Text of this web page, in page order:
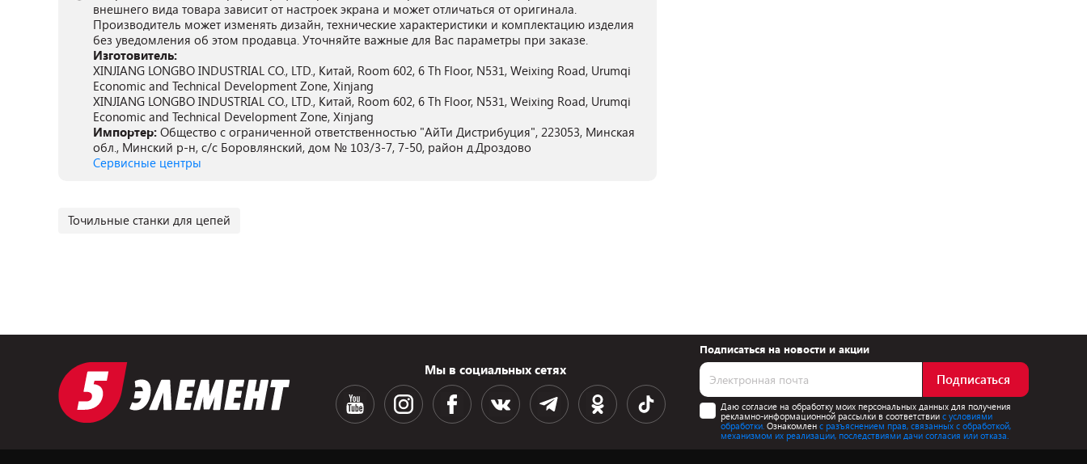
внешнего вида товара зависит от настроек экрана и может отличаться от оригинала.
Производитель может изменять дизайн, технические характеристики и комплектацию изделия
без уведомления об этом продавца. Уточняйте важные для Вас параметры при заказе.
Изготовитель:
XINJIANG LONGBO INDUSTRIAL CO., LTD., Китай, Room 602, 6 Th Floor, N531, Weixing Road, Urumqi
Economic and Technical Development Zone, Xinjang
XINJIANG LONGBO INDUSTRIAL CO., LTD., Китай, Room 602, 6 Th Floor, N531, Weixing Road, Urumqi
Economic and Technical Development Zone, Xinjang
Импортер: Общество с ограниченной ответственностью "АйТи Дистрибуция", 223053, Минская
обл., Минский р-н, с/с Боровлянский, дом № 103/3-7, 7-50, район д.Дроздово
Сервисные центры
Точильные станки для цепей
Мы в социальных сетях
Подписаться на новости и акции
Подписаться
Даю согласие на обработку моих персональных данных для получения
рекламно-информационной рассылки в соответствиис условиями
обработки. Ознакомлен с разъяснением прав, связанных с обработкой,
механизмом их реализации, последствиями дачи согласия или отказа.